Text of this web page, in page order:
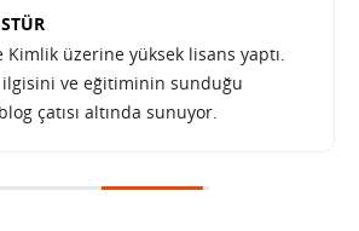
üzerine yüksek lisans yaptı.
ve eğitiminin sunduğu
çatısı altında sunuyor.